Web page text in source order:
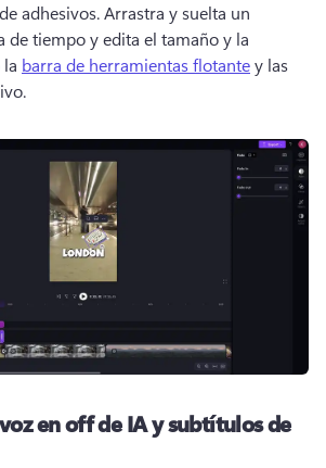
adhesivos. Arrastra y suelta un
de tiempo y edita el tamaño y la
barra de herramientas flotante y las
en off de IA y subtítulos de